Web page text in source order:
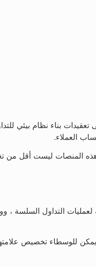
بناء نظام بيئي
العملاء.
المنصات ليست أقل من
التداول السلسة ،
يمكن للوسطاء تخصيص